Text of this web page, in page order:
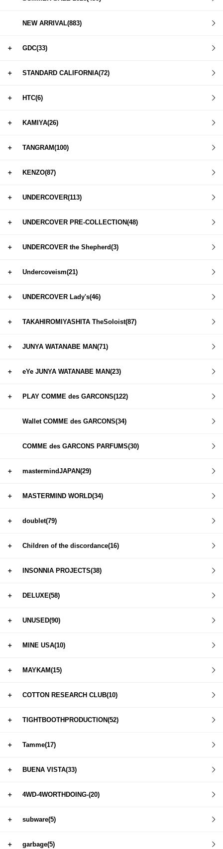
NEW ARRIVAL(883)
＋ GDC(33)
＋ STANDARD CALIFORNIA(72)
＋ HTC(6)
＋ KAMIYA(26)
＋ TANGRAM(100)
＋ KENZO(87)
＋ UNDERCOVER(113)
＋ UNDERCOVER PRE-COLLECTION(48)
＋ UNDERCOVER the Shepherd(3)
＋ Undercoveism(21)
＋ UNDERCOVER Lady's(46)
＋ TAKAHIROMIYASHITA TheSoloist(87)
＋ JUNYA WATANABE MAN(71)
＋ eYe JUNYA WATANABE MAN(23)
＋ PLAY COMME des GARCONS(122)
Wallet COMME des GARCONS(34)
COMME des GARCONS PARFUMS(30)
＋ mastermindJAPAN(29)
＋ MASTERMIND WORLD(34)
＋ doublet(79)
＋ Children of the discordance(16)
＋ INSONNIA PROJECTS(38)
＋ DELUXE(58)
＋ UNUSED(90)
＋ MINE USA(10)
＋ MAYKAM(15)
＋ COTTON RESEARCH CLUB(10)
＋ TIGHTBOOTHPRODUCTION(52)
＋ Tamme(17)
＋ BUENA VISTA(33)
＋ 4WD-4WORTHDOING-(20)
＋ subware(5)
＋ garbage(5)